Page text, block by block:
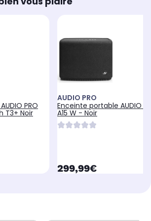
Oui
PRO
T3+ Noir
AUDIO PRO
Enceinte portable AUDIO
A15 W - Noir
currentPrice
299,99€